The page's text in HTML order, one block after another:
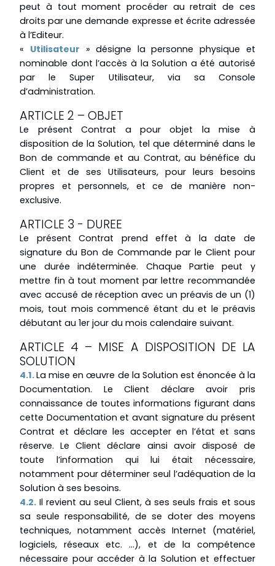
peut à tout moment procéder au retrait de ces
droits par une demande expresse et écrite adressée
à l’Editeur.
« Utilisateur » désigne la personne physique et
nominable dont l’accès à la Solution a été autorisé
par le Super Utilisateur, via sa Console
d’administration.
ARTICLE 2 – OBJET
Le présent Contrat a pour objet la mise à
disposition de la Solution, tel que déterminé dans le
Bon de commande et au Contrat, au bénéfice du
Client et de ses Utilisateurs, pour leurs besoins
propres et personnels, et ce de manière non-
exclusive.
ARTICLE 3 - DUREE
Le présent Contrat prend effet à la date de
signature du Bon de Commande par le Client pour
une durée indéterminée. Chaque Partie peut y
mettre fin à tout moment par lettre recommandée
avec accusé de réception avec un préavis de un (1)
mois, tout mois commencé étant du et le préavis
débutant au 1er jour du mois calendaire suivant.
ARTICLE 4 – MISE A DISPOSITION DE LA
SOLUTION
4.1.La mise en œuvre de la Solution est énoncée à la
Documentation. Le Client déclare avoir pris
connaissance de toutes informations figurant dans
cette Documentation et avant signature du présent
Contrat et déclare les accepter en l’état et sans
réserve. Le Client déclare ainsi avoir disposé de
toute l’information qui lui était nécessaire,
notamment pour déterminer seul l’adéquation de la
Solution à ses besoins.
4.2. Il revient au seul Client, à ses seuls frais et sous
sa seule responsabilité, de se doter des moyens
techniques, notamment accès Internet (matériel,
logiciels, réseaux etc. …), et de la compétence
nécessaire pour accéder à la Solution et effectuer